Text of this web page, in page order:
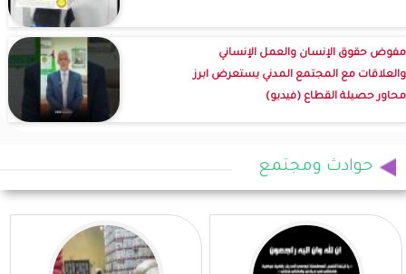
مفوض حقوق الإنسان والعمل الإنساني
والعلاقات مع المجتمع المدني يستعرض ابرز
محاور حصيلة القطاع (فيديو)
حوادث ومجتمع